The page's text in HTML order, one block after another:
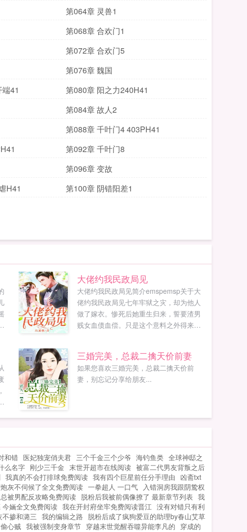
第064章 灵兽1
第068章 合欢门1
第072章 合欢门5
第076章 魏国
41
第080章 阳之力240H41
第084章 故人2
第088章 千叶门4 403PH41
第092章 千叶门8
第096章 变故
H41 第100章 阴错阳差1
大佬约我民政局见
大佬约我民政局见简介emspemsp关于大
佬约我民政局见七年牢狱之灾，却为他人
做了嫁衣。惨死后她重生归来，誓要渣男
贱女血债血偿。只是这个意料之外得来的
我...
三婚完美，总裁二擒天价前妻
如果您喜欢三婚完美，总裁二擒天价前
妻，别忘记分享给朋友...
和错 医妃独宠俏夫君 三个千金三个少爷 海钓鱼类 全球神邸之
么名字 刚少三千金 末世开超市在线阅读 被富二代男友背叛之后
我真的不会打排球免费阅读 我有四个巨星前任分手理由 凶斋txt
灰不伺候了全文免费阅读 一拳超人 一口气 入错洞房我跟阴鸷权
总被男配反攻略免费阅读 脱粉后我被前偶像撩了 最新章节列表 我
今婳全文免费阅读 我在开封府坐牢免费阅读晋江 没有对错只有利
不掺和潞三 我的编辑之路 脱粉后成了疯狗爱豆的助理by春山艾草
心贼 我被强制变身章节 穿越末世觉醒吞噬异能李凡的 穿成的